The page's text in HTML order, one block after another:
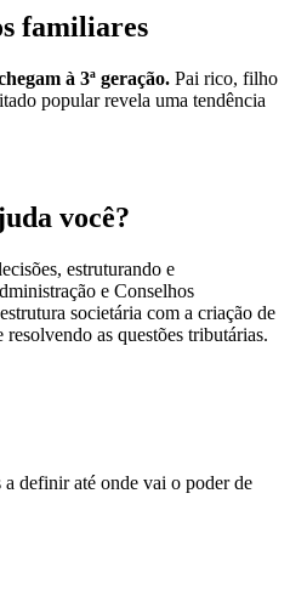
familiares
à 3ª geração. Pai rico, filho
popular revela uma tendência
você?
estruturando e
e Conselhos
societária com a criação de
as questões tributárias.
definir até onde vai o poder de